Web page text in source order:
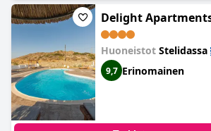
Delight
Huoneistot Stelidassa
9,7 Erinomainen